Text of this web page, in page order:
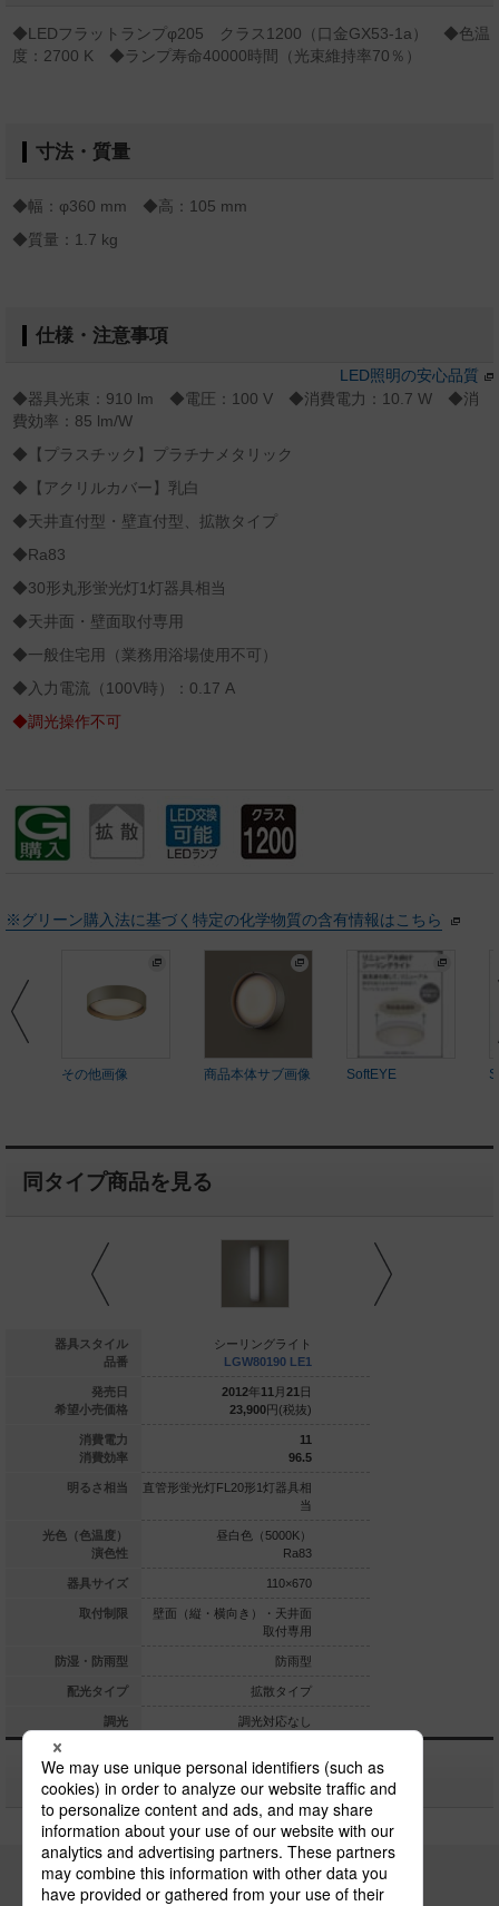
◆LEDフラットランプφ205 クラス1200（口金GX53-1a） ◆色温
度：2700 K ◆ランプ寿命40000時間（光束維持率70％）
寸法・質量
◆幅：φ360 mm ◆高：105 mm
◆質量：1.7 kg
仕様・注意事項
LED照明の安心品質
◆器具光束：910 lm ◆電圧：100 V ◆消費電力：10.7 W ◆消
費効率：85 lm/W
◆【プラスチック】プラチナメタリック
◆【アクリルカバー】乳白
◆天井直付型・壁直付型、拡散タイプ
◆Ra83
◆30形丸形蛍光灯1灯器具相当
◆天井面・壁面取付専用
◆一般住宅用（業務用浴場使用不可）
◆入力電流（100V時）：0.17 A
◆調光操作不可
※グリーン購入法に基づく特定の化学物質の含有情報はこちら
その他画像 商品本体サブ画像 SoftEYE
同タイプ商品を見る
器具スタイル
品番
発売日
希望小売価格
消費電力
消費効率
明るさ相当
光色（色温度）
演色性
器具サイズ
取付制限
防湿・防雨型
配光タイプ
調光
リングライト
円(税抜)
W
lm/W
280×280
井面取付専用
防雨型
シーリングライト
LGW80190 LE1
2012年11 月 21 日
23,900円(税抜)
11
96.5
直管形蛍光灯FL20形1灯器具相
当
昼白色（5000K）
Ra83
110×670
壁面（縦・横向き）・天井面
取付専用
防雨型
拡散タイプ
調光対応なし
関連商品
パナソニックの電気設備 SNSアカウント